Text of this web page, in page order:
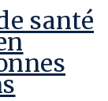
santé